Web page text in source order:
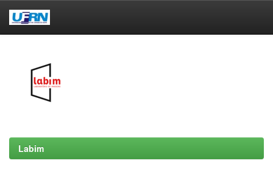
Labim